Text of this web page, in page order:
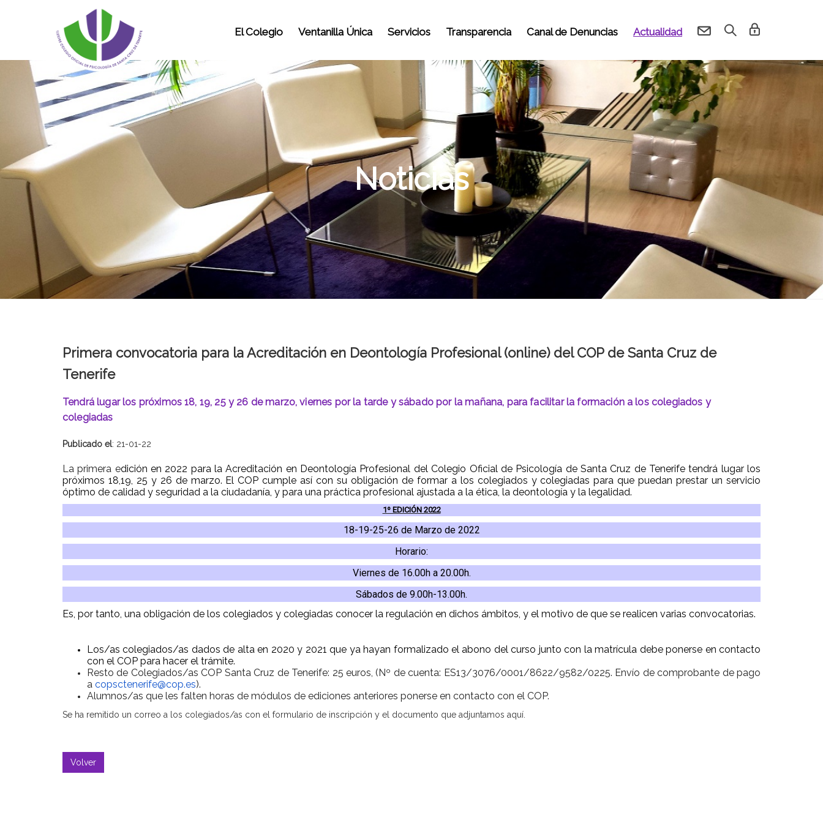
El Colegio Ventanilla Única Servicios Transparencia Canal de Denuncias Actualidad
Noticias
Primera convocatoria para la Acreditación en Deontología Profesional (online) del COP de Santa Cruz de
Tenerife
Tendrá lugar los próximos 18, 19, 25 y 26 de marzo, viernes por la tarde y sábado por la mañana, para facilitar la formación a los colegiados y
colegiadas
Publicado el: 21-01-22
La primera edición en 2022 para la Acreditación en Deontología Profesional del Colegio Oficial de Psicología de Santa Cruz de Tenerife tendrá lugar los
próximos 18,19, 25 y 26 de marzo. El COP cumple así con su obligación de formar a los colegiados y colegiadas para que puedan prestar un servicio
óptimo de calidad y seguridad a la ciudadanía, y para una práctica profesional ajustada a la ética, la deontología y la legalidad.
1º EDICIÓN 2022
18-19-25-26 de Marzo de 2022
Horario:
Viernes de 16.00h a 20.00h.
Sábados de 9.00h-13.00h.
Es, por tanto, una obligación de los colegiados y colegiadas conocer la regulación en dichos ámbitos, y el motivo de que se realicen varias convocatorias.
Los/as colegiados/as dados de alta en 2020 y 2021 que ya hayan formalizado el abono del curso junto con la matrícula debe ponerse en contacto
con el COP para hacer el trámite.
Resto de Colegiados/as COP Santa Cruz de Tenerife: 25 euros, (Nº de cuenta: ES13/3076/0001/8622/9582/0225. Envío de comprobante de pago
a copsctenerife@cop.es).
Alumnos/as que les falten horas de módulos de ediciones anteriores ponerse en contacto con el COP.
Se ha remitido un correo a los colegiados/as con el formulario de inscripción y el documento que adjuntamos aquí.
Volver